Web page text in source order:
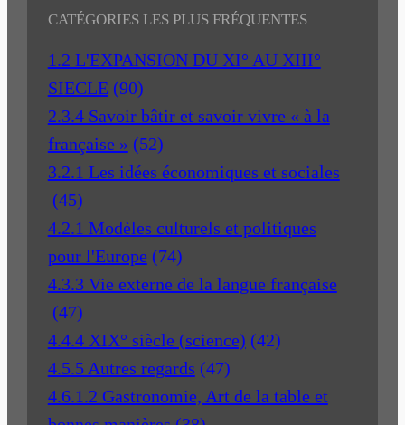
CATÉGORIES LES PLUS FRÉQUENTES
1.2 L'EXPANSION DU XI° AU XIII°
SIECLE (90)
2.3.4 Savoir bâtir et savoir vivre « à la
française » (52)
3.2.1 Les idées économiques et sociales
(45)
4.2.1 Modèles culturels et politiques
pour l'Europe (74)
4.3.3 Vie externe de la langue française
(47)
4.4.4 XIX° siècle (science) (42)
4.5.5 Autres regards (47)
4.6.1.2 Gastronomie, Art de la table et